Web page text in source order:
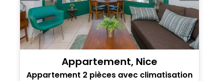
Appartement, Nice
Appartement 2 pièces avec climatisation